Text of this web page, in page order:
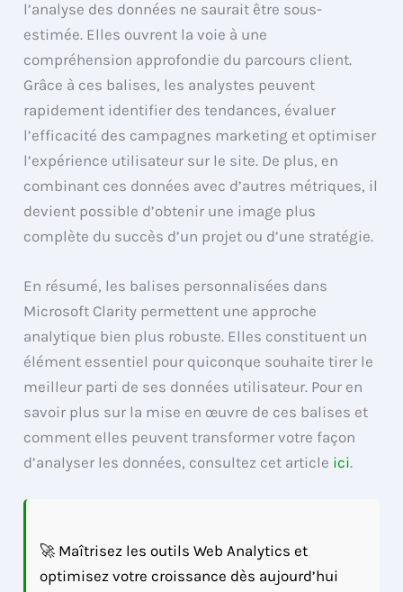
l’analyse des données ne saurait être sous-
estimée. Elles ouvrent la voie à une
compréhension approfondie du parcours client.
Grâce à ces balises, les analystes peuvent
rapidement identifier des tendances, évaluer
l’efficacité des campagnes marketing et optimiser
l’expérience utilisateur sur le site. De plus, en
combinant ces données avec d’autres métriques, il
devient possible d’obtenir une image plus
complète du succès d’un projet ou d’une stratégie.
En résumé, les balises personnalisées dans
Microsoft Clarity permettent une approche
analytique bien plus robuste. Elles constituent un
élément essentiel pour quiconque souhaite tirer le
meilleur parti de ses données utilisateur. Pour en
savoir plus sur la mise en œuvre de ces balises et
comment elles peuvent transformer votre façon
d’analyser les données, consultez cet article ici.
🚀 Maîtrisez les outils Web Analytics et
optimisez votre croissance dès aujourd’hui